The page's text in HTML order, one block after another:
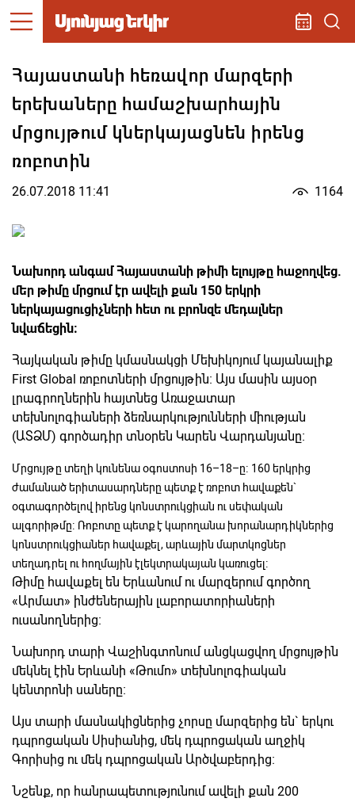
Հայաստանի հեռավոր մարզերի
երեխաները համաշխարհային
մրցույթում կներկայացնեն իրենց
ռոբոտին
26.07.2018 11:41 1164
Նախորդ անգամ Հայաստանի թիմի ելույթը հաջողվեց.
մեր թիմը մրցում էր ավելի քան 150 երկրի
ներկայացուցիչների հետ ու բրոնզե մեդալներ
նվաճեցին։
Հայկական թիմը կմասնակցի Մեխիկոյում կայանալիք
First Global ռոբոտների մրցույթին։ Այս մասին այսօր
լրագրողներին հայտնեց Առաջատար
տեխնոլոգիաների ձեռնարկությունների միության
(ԱՏՁՄ) գործադիր տնօրեն Կարեն Վարդանյանը։
Մրցույթը տեղի կունենա օգոստոսի 16–18–ը։ 160 երկրից
ժամանած երիտասարդները պետք է ռոբոտ հավաքեն`
օգտագործելով իրենց կոնստրուկցիան ու սեփական
ալգորիթմը։ Ռոբոտը պետք է կարողանա խորանարդիկներից
կոնստրուկցիաներ հավաքել, արևային մարտկոցներ
տեղադրել ու հողմային էլեկտրակայան կառուցել։
Թիմը հավաքել են Երևանում ու մարզերում գործող
«Արմատ» ինժեներային լաբորատորիաների
ուսանողներից։
Նախորդ տարի Վաշինգտոնում անցկացվող մրցույթին
մեկնել էին Երևանի «Թումո» տեխնոլոգիական
կենտրոնի սաները։
Այս տարի մասնակիցներից չորսը մարզերից են` երկու
դպրոցական Սիսիանից, մեկ դպրոցական աղջիկ
Գորիսից ու մեկ դպրոցական Արծվաբերդից։
Նշենք, որ հանրապետությունում ավելի քան 200